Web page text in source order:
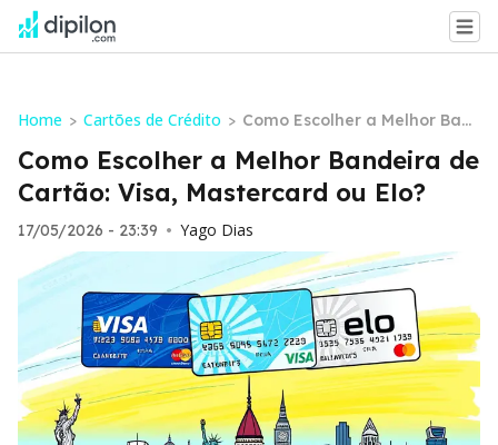
Home > Cartões de Crédito > Como Escolher a Melhor Ban
deira de Cartão: Visa, Master
card ou Elo?
Como Escolher a Melhor Bandeira de
Cartão: Visa, Mastercard ou Elo?
17/05/2026 - 23:39 • Yago Dias